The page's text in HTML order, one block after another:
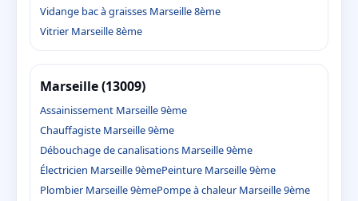
Vidange bac à graisses Marseille 8ème
Vitrier Marseille 8ème
Marseille (13009)
Assainissement Marseille 9ème
Chauffagiste Marseille 9ème
Débouchage de canalisations Marseille 9ème
Électricien Marseille 9èmePeinture Marseille 9ème
Plombier Marseille 9èmePompe à chaleur Marseille 9ème